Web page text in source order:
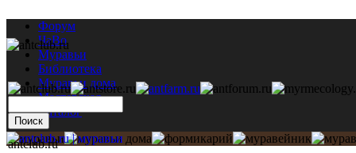
Форум
ЧаВо
Муравьи
Библиотека
Муравьи дома
Мастерская
Каталог
antclub.ru